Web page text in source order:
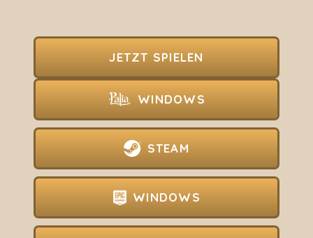
JETZT SPIELEN
WINDOWS
STEAM
WINDOWS